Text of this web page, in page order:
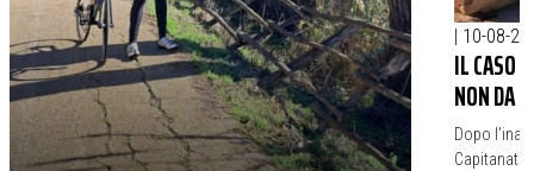
| 10-08-
IL CASO
NON DA
Dopo
Capitanata